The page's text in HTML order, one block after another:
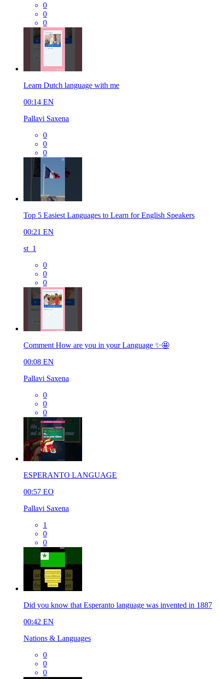
0
0
0
Learn Dutch language with me
00:14 EN
Pallavi Saxena
0
0
0
Top 5 Easiest Languages to Learn for English Speakers
00:21 EN
st_1
0
0
0
Comment How are you in your Language ✨🤩
00:08 EN
Pallavi Saxena
0
0
0
ESPERANTO LANGUAGE
00:57 EO
Pallavi Saxena
1
0
0
Did you know that Esperanto language was invented in 1887
00:42 EN
Nations & Languages
0
0
0